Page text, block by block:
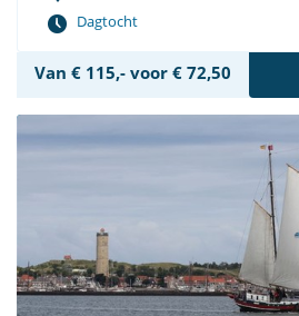
Dagtocht
Van € 115,- voor € 72,50